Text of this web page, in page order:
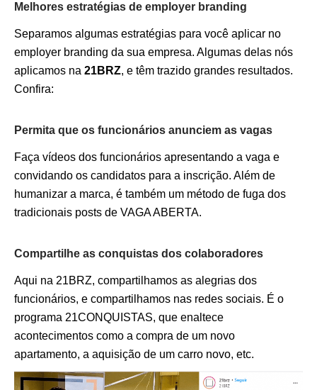
Melhores estratégias de employer branding
Separamos algumas estratégias para você aplicar no
employer branding da sua empresa. Algumas delas nós
aplicamos na 21BRZ, e têm trazido grandes resultados.
Confira:
Permita que os funcionários anunciem as vagas
Faça vídeos dos funcionários apresentando a vaga e
convidando os candidatos para a inscrição. Além de
humanizar a marca, é também um método de fuga dos
tradicionais posts de VAGA ABERTA.
Compartilhe as conquistas dos colaboradores
Aqui na 21BRZ, compartilhamos as alegrias dos
funcionários, e compartilhamos nas redes sociais. É o
programa 21CONQUISTAS, que enaltece
acontecimentos como a compra de um novo
apartamento, a aquisição de um carro novo, etc.